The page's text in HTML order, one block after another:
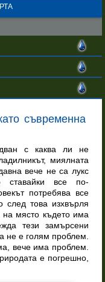
съвременна
с каква ли не
миялната
вече не са лукс
ставайки все по-
потребява все
след това изхвърля
място където има
тези замърсени
не е голям проблем.
вече има проблем.
е погрешно,